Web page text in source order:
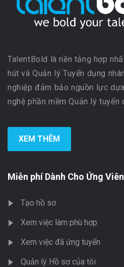
TalentBold là nền tảng hợp
hút và Quản lý Tuyển dụng
nghiệp đảm bảo nguồn lực
nghệ phần mềm Quản lý tuyển
XEM THÊM
Miễn phí Dành Cho Ứng Viên
Tạo hồ sơ
Xem việc làm phù hợp
Xem việc đã ứng tuyển
Quản lý Hồ sơ của tôi